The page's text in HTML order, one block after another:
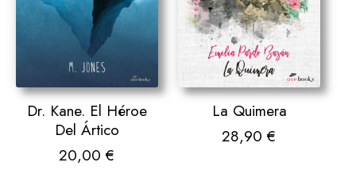
Dr. Kane. El Héroe
Del Ártico
20,00 €
La Quimera
28,90 €